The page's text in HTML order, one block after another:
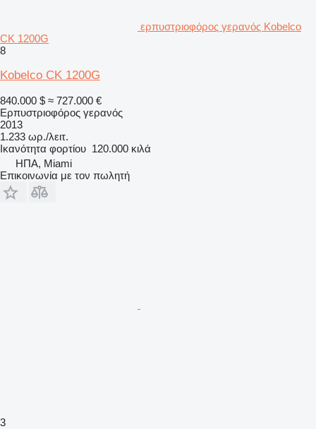
ερπυστριοφόρος γερανός Kobelco
CK 1200G
8
Kobelco CK 1200G
840.000 $ ≈ 727.000 €
Ερπυστριοφόρος γερανός
2013
1.233 ωρ./λειτ.
Ικανότητα φορτίου 120.000 κιλά
ΗΠΑ, Miami
Επικοινωνία με τον πωλητή
3